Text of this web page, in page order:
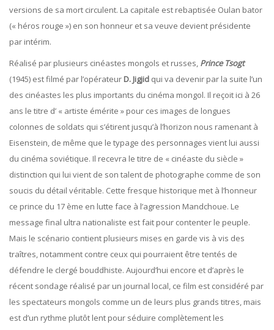
versions de sa mort circulent. La capitale est rebaptisée Oulan bator
(« héros rouge ») en son honneur et sa veuve devient présidente
par intérim.
Réalisé par plusieurs cinéastes mongols et russes, Prince Tsogt
(1945) est filmé par l’opérateur D. Jigjid qui va devenir par la suite l’un
des cinéastes les plus importants du cinéma mongol. Il reçoit ici à 26
ans le titre d’ « artiste émérite » pour ces images de longues
colonnes de soldats qui s’étirent jusqu’à l’horizon nous ramenant à
Eisenstein, de même que le typage des personnages vient lui aussi
du cinéma soviétique. Il recevra le titre de « cinéaste du siècle »
distinction qui lui vient de son talent de photographe comme de son
soucis du détail véritable. Cette fresque historique met à l’honneur
ce prince du 17 ème en lutte face à l’agression Mandchoue. Le
message final ultra nationaliste est fait pour contenter le peuple.
Mais le scénario contient plusieurs mises en garde vis à vis des
traîtres, notamment contre ceux qui pourraient être tentés de
défendre le clergé bouddhiste. Aujourd’hui encore et d’après le
récent sondage réalisé par un journal local, ce film est considéré par
les spectateurs mongols comme un de leurs plus grands titres, mais
est d’un rythme plutôt lent pour séduire complètement les